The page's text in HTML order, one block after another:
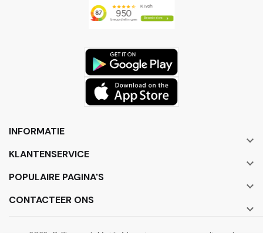
INFORMATIE

KLANTENSERVICE

POPULAIRE PAGINA'S

CONTACTEER ONS
